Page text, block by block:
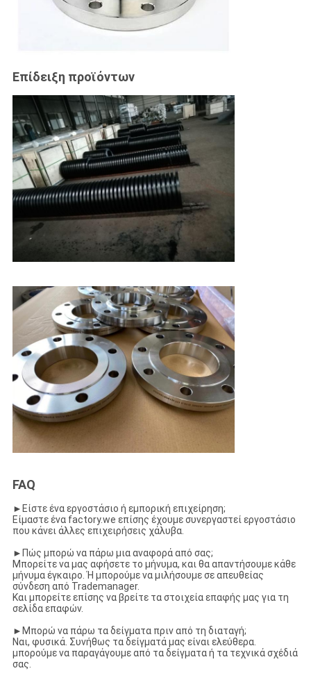
Επίδειξη προϊόντων
FAQ
► Είστε ένα εργοστάσιο ή εμπορική επιχείρηση;
Είμαστε ένα factory.we επίσης έχουμε συνεργαστεί εργοστάσιο
που κάνει άλλες επιχειρήσεις χάλυβα.
► Πώς μπορώ να πάρω μια αναφορά από σας;
Μπορείτε να μας αφήσετε το μήνυμα, και θα απαντήσουμε κάθε
μήνυμα έγκαιρο. Ή μπορούμε να μιλήσουμε σε απευθείας
σύνδεση από Trademanager.
Και μπορείτε επίσης να βρείτε τα στοιχεία επαφής μας για τη
σελίδα επαφών.
► Μπορώ να πάρω τα δείγματα πριν από τη διαταγή;
Ναι, φυσικά. Συνήθως τα δείγματά μας είναι ελεύθερα.
μπορούμε να παραγάγουμε από τα δείγματα ή τα τεχνικά σχέδιά
σας.